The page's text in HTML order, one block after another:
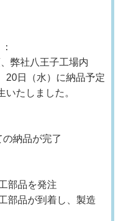
：
弊社八王子工場内
20日（水）に納品予定
たしました。
の納品が完了
部品を発注
部品が到着し、製造